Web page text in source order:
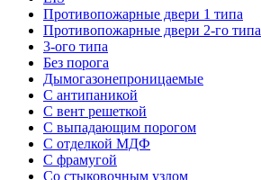
Противопожарные двери 1 типа
Противопожарные двери 2-го типа
3-ого типа
Без порога
Дымогазонепроницаемые
С антипаникой
С вент решеткой
С выпадающим порогом
С отделкой МДФ
С фрамугой
Со стыковочным узлом